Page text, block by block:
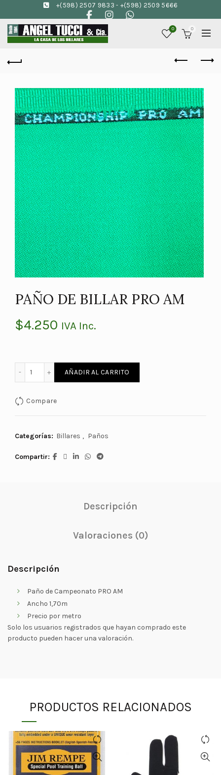
+(598) 2507 9833 - +(598) 2509 5666
0 0
PAÑO DE BILLAR PRO AM
$4.250 IVA Inc.
PAÑO DE BILLAR PRO AM cantidad
AÑADIR AL CARRITO
Compare
Categorías: Billares , Paños
Compartir
Descripción
Valoraciones (0)
Descripción
Paño de Campeonato PRO AM
Ancho 1,70m
Precio por metro
Solo los usuarios registrados que hayan comprado este
producto pueden hacer una valoración.
PRODUCTOS RELACIONADOS